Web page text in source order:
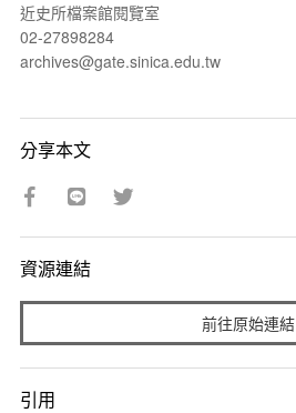
近史所檔案館閱覽室
02-27898284
archives@gate.sinica.edu.tw
分享本文
資源連結
前往原始連結
引用